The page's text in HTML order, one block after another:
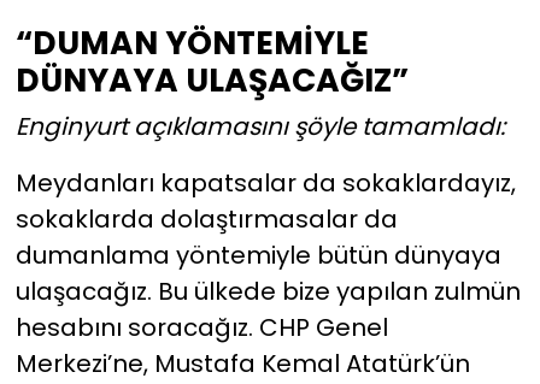
“DUMAN YÖNTEMİYLE
DÜNYAYA ULAŞACAĞIZ”
Enginyurt açıklamasını şöyle tamamladı:
Meydanları kapatsalar da sokaklardayız,
sokaklarda dolaştırmasalar da
dumanlama yöntemiyle bütün dünyaya
ulaşacağız. Bu ülkede bize yapılan zulmün
hesabını soracağız. CHP Genel
Merkezi’ne, Mustafa Kemal Atatürk’ün